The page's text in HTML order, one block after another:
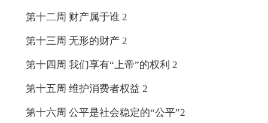
第十二周 财产属于谁 2
第十三周 无形的财产 2
第十四周 我们享有“上帝”的权利 2
第十五周 维护消费者权益 2
第十六周 公平是社会稳定的“公平”2